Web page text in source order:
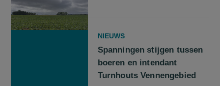
NIEUWS
Spanningen stijgen tussen
boeren en intendant
Turnhouts Vennengebied